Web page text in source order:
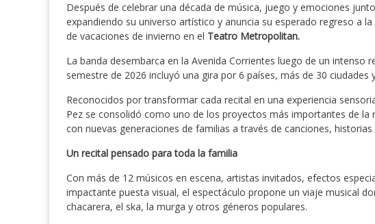
Después de celebrar una década de música, juego y emociones
expandiendo su universo artístico y anuncia su esperado regreso a
de vacaciones de invierno en el Teatro Metropolitan.
La banda desembarca en la Avenida Corrientes luego de un intenso
semestre de 2026 incluyó una gira por 6 países, más de 30 ciudades
Reconocidos por transformar cada recital en una experiencia
Pez se consolidó como uno de los proyectos más importantes de la
con nuevas generaciones de familias a través de canciones,
Un recital pensado para toda la familia
Con más de 12 músicos en escena, artistas invitados, efectos
impactante puesta visual, el espectáculo propone un viaje musical
chacarera, el ska, la murga y otros géneros populares.